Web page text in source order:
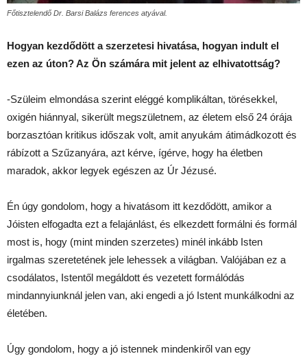
Főtisztelendő Dr. Barsi Balázs ferences atyával.
Hogyan kezdődött a szerzetesi hivatása, hogyan indult el
ezen az úton? Az Ön számára mit jelent az elhivatottság?
-Szüleim elmondása szerint eléggé komplikáltan, törésekkel,
oxigén hiánnyal, sikerült megszületnem, az életem első 24 órája
borzasztóan kritikus időszak volt, amit anyukám átimádkozott és
rábízott a Szűzanyára, azt kérve, ígérve, hogy ha életben
maradok, akkor legyek egészen az Úr Jézusé.
Én úgy gondolom, hogy a hivatásom itt kezdődött, amikor a
Jóisten elfogadta ezt a felajánlást, és elkezdett formálni és formál
most is, hogy (mint minden szerzetes) minél inkább Isten
irgalmas szeretetének jele lehessek a világban. Valójában ez a
csodálatos, Istentől megáldott és vezetett formálódás
mindannyiunknál jelen van, aki engedi a jó Istent munkálkodni az
életében.
Úgy gondolom, hogy a jó istennek mindenkiről van egy